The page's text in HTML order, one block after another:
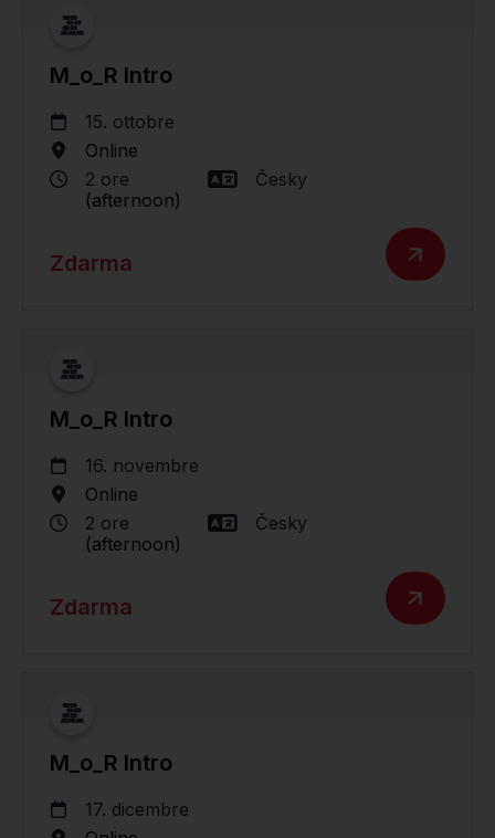
M_o_R Intro
15. ottobre
Online
2 ore
(afternoon)
Česky
Zdarma
M_o_R Intro
16. novembre
Online
2 ore
(afternoon)
Česky
Zdarma
M_o_R Intro
17. dicembre